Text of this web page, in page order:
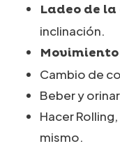
Ladeo de la
inclinación.
Cambio de
Beber y
Hacer
mismo.